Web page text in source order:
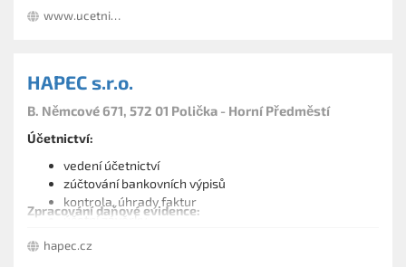
www.ucetnictvi-pardubice.cz
HAPEC s.r.o.
B. Němcové 671, 572 01 Polička - Horní Předměstí
Účetnictví:
vedení účetnictví
zúčtování bankovních výpisů
kontrola, úhrady faktur
účetní závěrky
Zpracování daňové evidence:
hapec.cz